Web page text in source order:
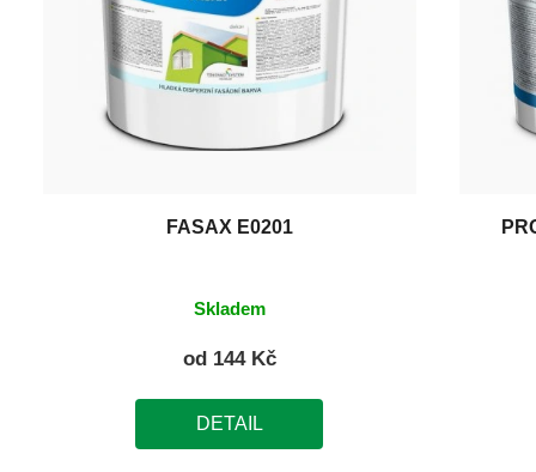
FASAX E0201
Skladem
od 144 Kč
DETAIL